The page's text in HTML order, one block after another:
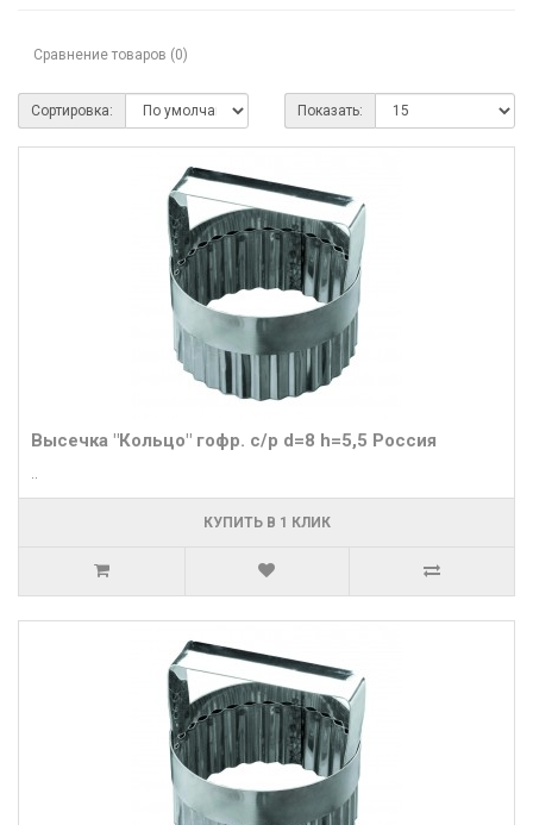
Сравнение товаров (0)
Сортировка: Показать:
Высечка "Кольцо" гофр. с/р d=8 h=5,5 Россия
..
КУПИТЬ В 1 КЛИК